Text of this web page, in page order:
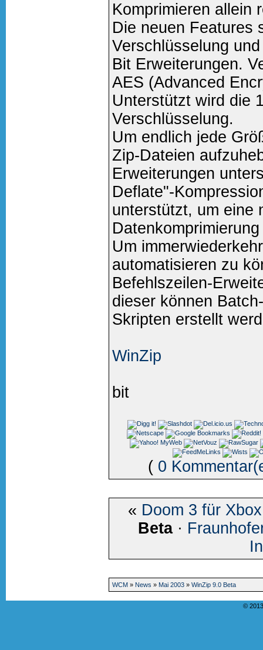
Komprimieren allein
Die neuen Features
Verschlüsselung
Bit Erweiterungen.
AES (Advanced
Unterstützt wird die
Verschlüsselung.
Um endlich jede
Zip-Dateien
Erweiterungen
Deflate"-
unterstützt, um eine
Um
automatisieren zu
Befehlszeilen-
dieser können
Skripten erstellt
WinZip
bit
( 0
« Doom 3 für
Beta ·
WCM » News » Mai 2003» WinZip 9.0 Beta
©